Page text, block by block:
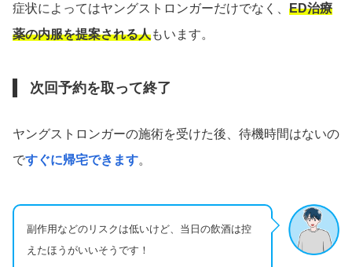
症状によってはヤングストロンガーだけでなく、 ED治療
薬の内服を提案される人もいます。
次回予約を取って終了
ヤングストロンガーの施術を受けた後、待機時間はないの
ですぐに帰宅できます。
副作用などのリスクは低いけど、当日の飲酒は控
えたほうがいいそうです！